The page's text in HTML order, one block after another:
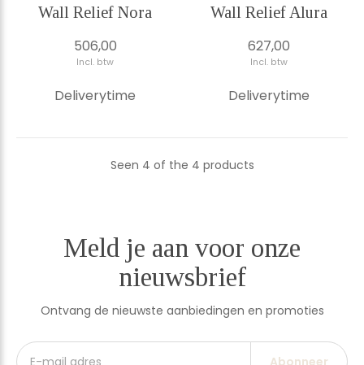
Wall Relief Nora
506,00
Incl. btw
Deliverytime
Wall Relief Alura
627,00
Incl. btw
Deliverytime
Seen 4 of the 4 products
Meld je aan voor onze
nieuwsbrief
Ontvang de nieuwste aanbiedingen en promoties